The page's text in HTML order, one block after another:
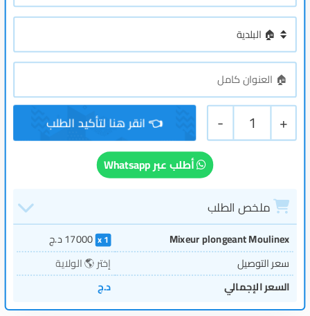
+
1
-
أطلب عبر Whatsapp
ملخص الطلب
Mixeur plongeant Moulinex
1
17000د.ج
سعر التوصيل
إختر 🌎 الولاية
السعر الإجمالي
د.ج